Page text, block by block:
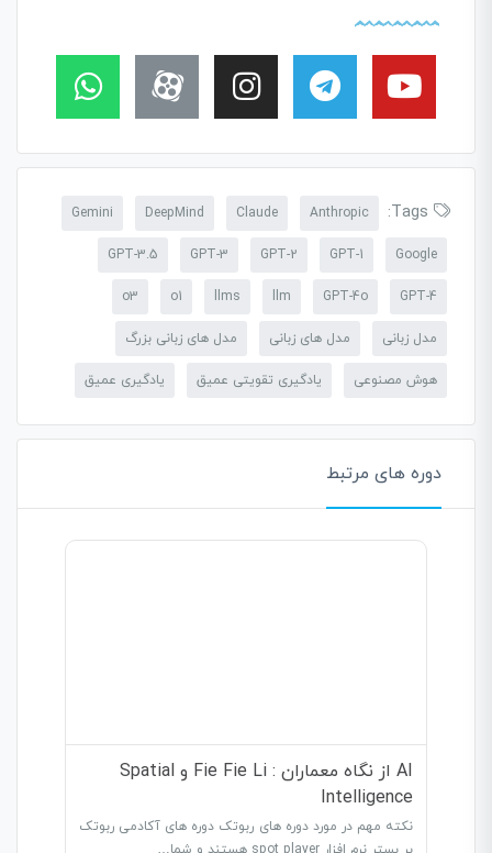
Tags:
Anthropic
Claude
DeepMind
Gemini
Google
GPT-1
GPT-2
GPT-3
GPT-3.5
GPT-4
GPT-4o
llm
llms
o1
o3
مدل زبانی مدل های زبانی مدل های زبانی بزرگ
هوش مصنوعی یادگیری تقویتی عمیق یادگیری عمیق
دوره های مرتبط
AI از نگاه معماران : Fie Fie Li و Spatial
Intelligence
نکته مهم در مورد دوره های ربوتک دوره های آکادمی ربوتک